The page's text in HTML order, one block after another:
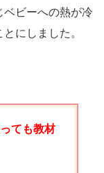
ベビーへの熱が冷
にしました。
っても教材